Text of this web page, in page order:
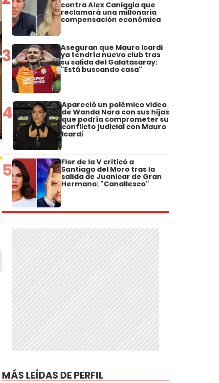
contra Alex Caniggia que
reclamará una millonaria
compensación económica
3 Aseguran que Mauro Icardi
ya tendría nuevo club tras
su salida del Galatasaray:
"Está buscando casa"
4 Apareció un polémico video
de Wanda Nara con sus hijas
que podría comprometer su
conflicto judicial con Mauro
Icardi
5 Flor de la V criticó a
Santiago del Moro tras la
salida de Juanicar de Gran
Hermano: "Canallesco"
MÁS LEÍDAS DE PERFIL